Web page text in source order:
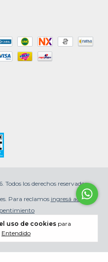
uso de cookies para
Entendido
los derechos reservados.
Para reclamos ingresá acá.